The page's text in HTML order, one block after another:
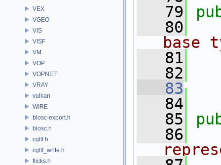
VEX
VGEO
VIS
VISF
VM
VOP
VOPNET
VRAY
vulkan
WIRE
blosc-export.h
blosc.h
cgltf.h
cgltf_write.h
flicks.h
   79
   80
base
   81
   82
   83
   84
   85
   86